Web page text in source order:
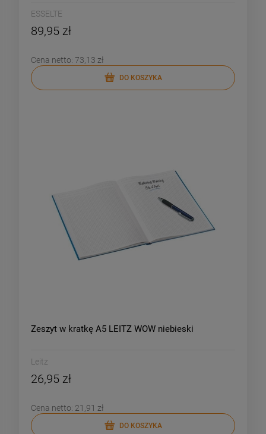
ESSELTE
89,95 zł
Cena netto: 73,13 zł
DO KOSZYKA
Zeszyt w kratkę A5 LEITZ WOW niebieski
Leitz
26,95 zł
Cena netto: 21,91 zł
DO KOSZYKA